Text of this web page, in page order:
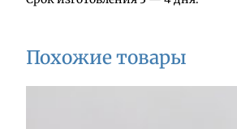
з
ж
и
Похожие товары